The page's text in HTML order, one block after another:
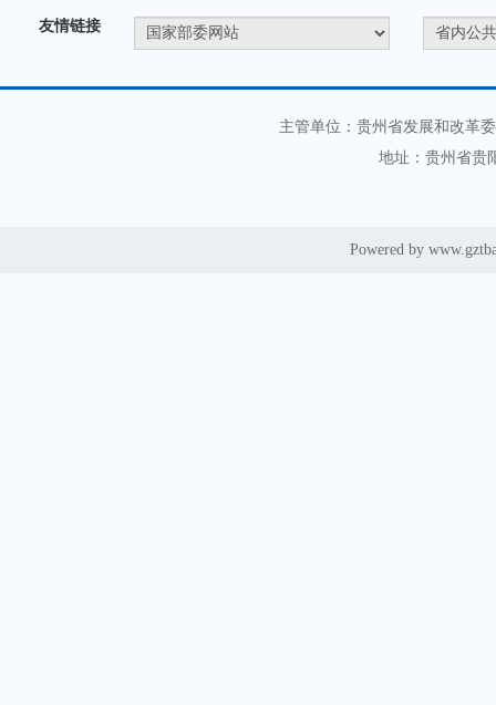
友情链接
主管单位：贵州省发展和改革
地址：贵州省贵
Powered by